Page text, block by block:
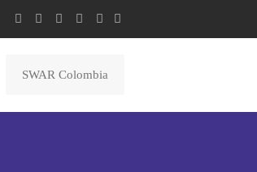
SWAR Colombia